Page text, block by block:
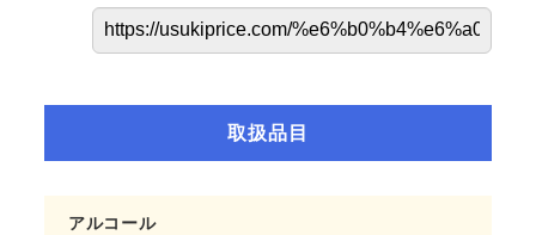
取扱品目
アルコール